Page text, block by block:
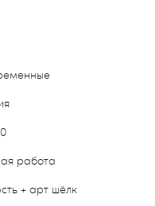
работа
+ арт шёлк